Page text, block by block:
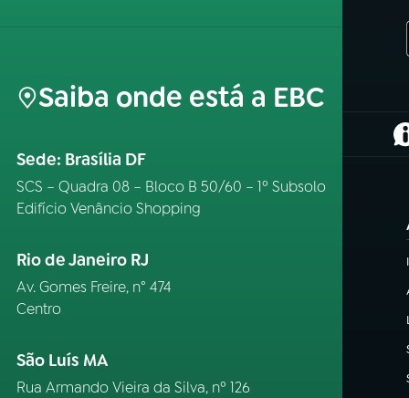
Saiba onde está a EBC
Sede: Brasília DF
SCS – Quadra 08 – Bloco B 50/60 – 1º Subsolo
Edifício Venâncio Shopping
Rio de Janeiro RJ
Av. Gomes Freire, n° 474
Centro
São Luís MA
Rua Armando Vieira da Silva, nº 126